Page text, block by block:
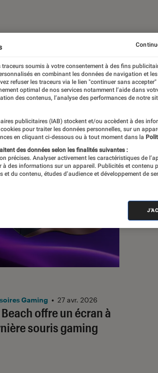
offre un écran à
souris gaming
Gaming • 27 avr. 2026
soumis à votre consentement à des fins
en combinant les données de navigation et
refuser les traceurs via le lien "continuer sans accepter"
optimal de nos services notamment l’aide dans
des contenus, l’analyse des performances de notre
publicitaires (IAB) stockent et/ou accèdent à des
pour traiter les données personnelles, sur un
en cliquant ci-dessous ou à tout moment dans la
des données selon les finalités suivantes :
précises. Analyser activement les caractéristiques de
à des informations sur un appareil. Publicités et contenu
et du contenu, études d’audience et développement de